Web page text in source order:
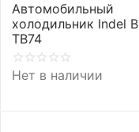
Автомобильный
холодильник Indel B
TB74
Нет в наличии